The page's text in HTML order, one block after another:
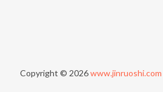
Copyright © 2026www.jinruoshi.com